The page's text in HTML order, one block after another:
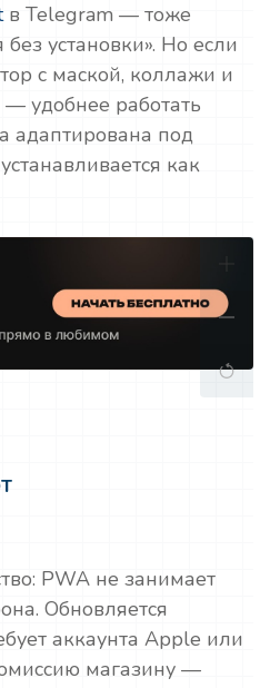
в Telegram — тоже
установки». Но если
с маской, коллажи и
удобнее работать
адаптирована под
как
PWA не занимает
Обновляется
аккаунта Apple или
магазину —